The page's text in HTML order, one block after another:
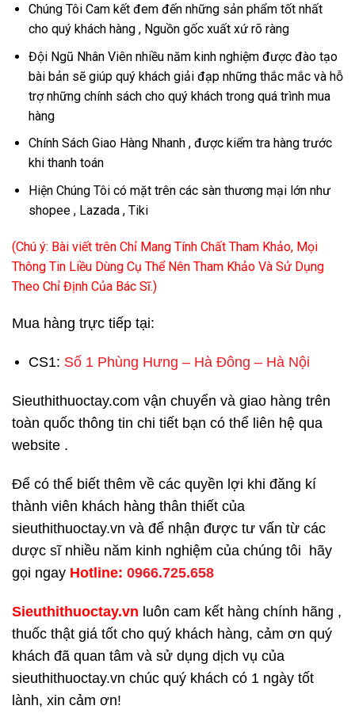
Chúng Tôi Cam kết đem đến những sản phẩm tốt nhất
cho quý khách hàng , Nguồn gốc xuất xứ rõ ràng
Đội Ngũ Nhân Viên nhiều năm kinh nghiệm được đào tạo
bài bản sẽ giúp quý khách giải đạp những thắc mắc và hỗ
trợ những chính sách cho quý khách trong quá trình mua
hàng
Chính Sách Giao Hàng Nhanh , được kiểm tra hàng trước
khi thanh toán
Hiện Chúng Tôi có mặt trên các sàn thương mại lớn như
shopee , Lazada , Tiki
(Chú ý: Bài viết trên Chỉ Mang Tính Chất Tham Khảo, Mọi
Thông Tin Liều Dùng Cụ Thể Nên Tham Khảo Và Sử Dụng
Theo Chỉ Định Của Bác Sĩ.)
Mua hàng trực tiếp tại:
CS1: Số 1 Phùng Hưng – Hà Đông – Hà Nội
Sieuthithuoctay.com vận chuyển và giao hàng trên
toàn quốc thông tin chi tiết bạn có thể liên hệ qua
website .
Để có thể biết thêm về các quyền lợi khi đăng kí
thành viên khách hàng thân thiết của
sieuthithuoctay.vn và để nhận được tư vấn từ các
dược sĩ nhiều năm kinh nghiệm của chúng tôi hãy
gọi ngay Hotline: 0966.725.658
Sieuthithuoctay.vn luôn cam kết hàng chính hãng ,
thuốc thật giá tốt cho quý khách hàng, cảm ơn quý
khách đã quan tâm và sử dụng dịch vụ của
sieuthithuoctay.vn chúc quý khách có 1 ngày tốt
lành, xin cảm ơn!